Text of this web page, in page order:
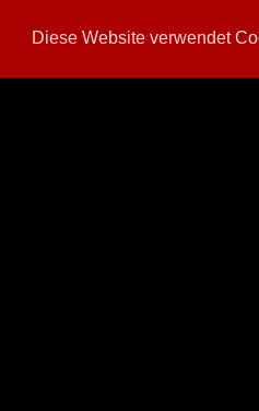
Diese Website verwendet